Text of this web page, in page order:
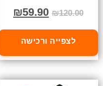
₪120.00
₪59.90
לצפייה ורכישה